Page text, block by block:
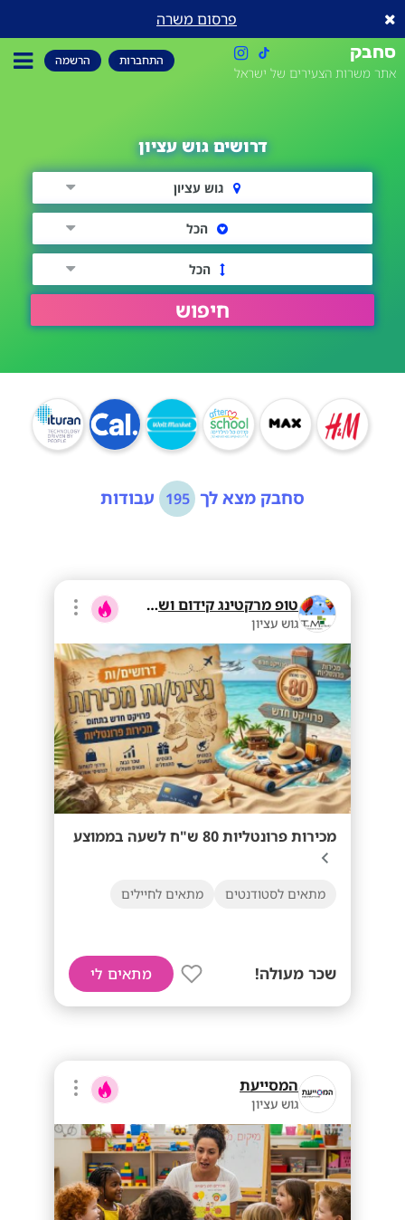
פרסום משרה
סחבק
אתר משרות הצעירים של ישראל
התחברות הרשמה
דרושים גוש עציון
גוש עציון
הכל
הכל
חיפוש
סחבק מצא לך 195 עבודות
טופ מרקטינג קידום ושיווק בע"מ
גוש עציון
מכירות פרונטליות 80 ש"ח לשעה בממוצע
מתאים לסטודנטים מתאים לחיילים
שכר מעולה! מתאים לי
המסייעת
גוש עציון